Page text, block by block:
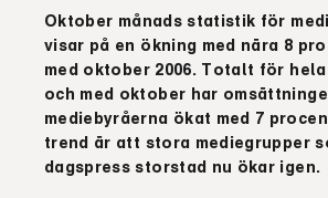
Oktober månads statistik för
visar på en ökning med nära 8
med oktober 2006. Totalt för
och med oktober har
mediebyråerna ökat med 7
trend är att stora mediegrupper
dagspress storstad nu ökar igen.